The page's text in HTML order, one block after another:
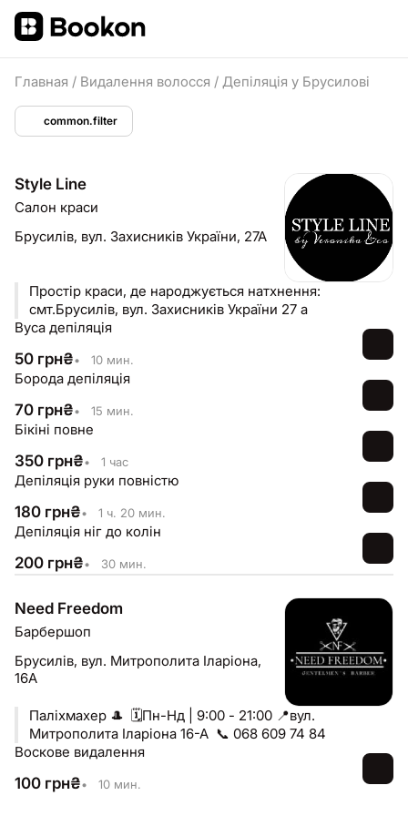
Главная / Видалення волосся / Депіляція у Брусилові
common.filter
Style Line
Салон краси
Брусилів, вул. Захисників України, 27А
Простір краси, де народжується натхнення:
смт.Брусилів, вул. Захисників України 27 а
Вуса депіляція
50 грн₴• 10 мин.
Борода депіляція
70 грн₴• 15 мин.
Бікіні повне
350 грн₴• 1 час
Депіляція руки повністю
180 грн₴• 1 ч. 20 мин.
Депіляція ніг до колін
200 грн₴• 30 мин.
Need Freedom
Барбершоп
Брусилів, вул. Митрополита Іларіона,
16А
Паліхмахер 🎩 ‎ 🗓️Пн-Нд | 9:00 - 21:00 📍вул.
Митрополита Іларіона 16-А ‎ 📞 068 609 74 84
Воскове видалення
100 грн₴• 10 мин.